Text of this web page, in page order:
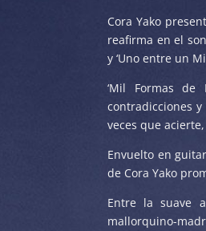
Cora Yako
reafirma en el
y ‘Uno entre un
‘Mil Formas
contradicciones
veces que
Envuelto en
de Cora Yako
Entre la suave
mallorquino-